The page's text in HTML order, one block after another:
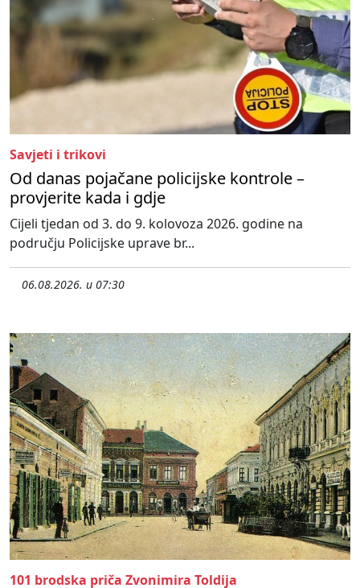
Savjeti i trikovi
Od danas pojačane policijske kontrole –
provjerite kada i gdje
Cijeli tjedan od 3. do 9. kolovoza 2026. godine na
području Policijske uprave br...
06.08.2026. u 07:30
101 brodska priča Zvonimira Toldija